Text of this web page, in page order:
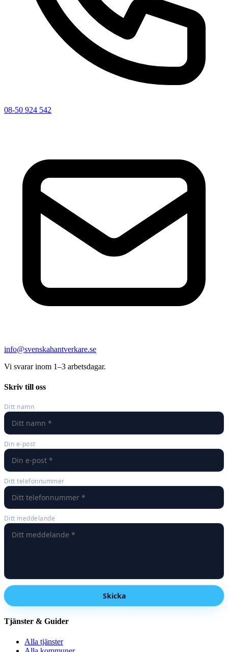
08-50 924 542
info@svenskahantverkare.se
Vi svarar inom 1–3 arbetsdagar.
Skriv till oss
Ditt namn
Din e-post
Ditt telefonnummer
Ditt meddelande
Skicka
Tjänster & Guider
Alla tjänster